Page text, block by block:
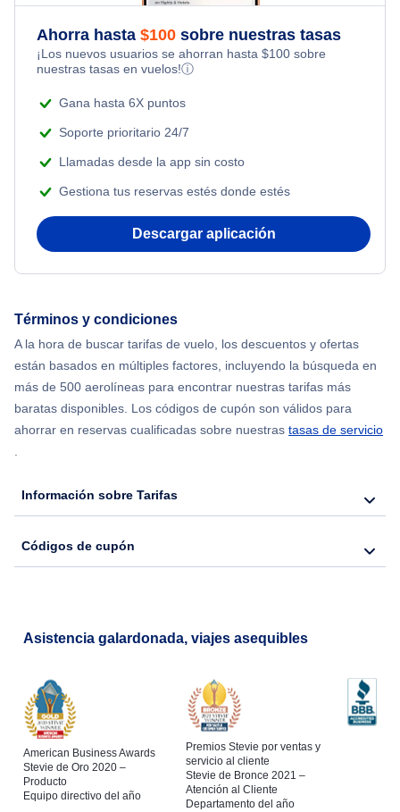
Flights Under $49
Flights Under $99
Flights Under $199
Flights from Nueva York to Milán
Flights from Nueva York to Estanbul
Flights from Nueva York to Atenas
Flights from Shanghai to Nueva York
Flights from Delhi to Nueva York
Flights from Chicago to Delhi
Flights from Nueva York to Hong Kong
Flights from Nueva York to Lisboa
Honeymoon Vacations
Romantic Vacations
Adventure Vacations
Ahorra hasta $100 sobre nuestras tasas
¡Los nuevos usuarios se ahorran hasta $100 sobre
nuestras tasas en vuelos!ⓘ
Gana hasta 6X puntos
Soporte prioritario 24/7
Llamadas desde la app sin costo
Gestiona tus reservas estés donde estés
Descargar aplicación
Términos y condiciones
A la hora de buscar tarifas de vuelo, los descuentos y ofertas
están basados en múltiples factores, incluyendo la búsqueda en
más de 500 aerolíneas para encontrar nuestras tarifas más
baratas disponibles. Los códigos de cupón son válidos para
ahorrar en reservas cualificadas sobre nuestras tasas de servicio
.
Información sobre Tarifas
Códigos de cupón
Asistencia galardonada, viajes asequibles
American Business Awards
Stevie de Oro 2020 –
Producto
Equipo directivo del año
Premios Stevie por ventas y
servicio al cliente
Stevie de Bronce 2021 –
Atención al Cliente
Departamento del año